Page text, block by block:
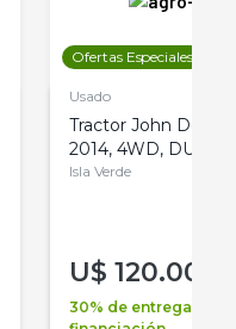
Ofertas Especiales
Usado
Tractor John Deere
2014, 4WD, DUAL
Isla Verde
U$ 120.000
30% de entrega +